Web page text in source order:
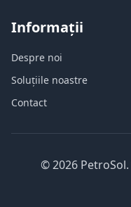
Informații
Despre noi
Soluțiile noastre
Contact
©2026 PetroSol.